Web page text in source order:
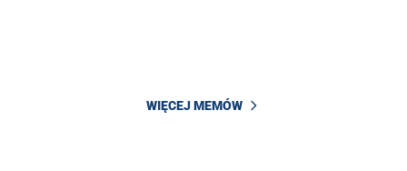
WIĘCEJ MEMÓW